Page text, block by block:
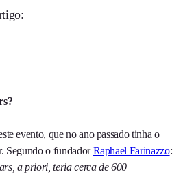
evento, que no ano passado tinha o
Segundo o fundadorRaphael Farinazzo:
a priori, teriacerca de 600